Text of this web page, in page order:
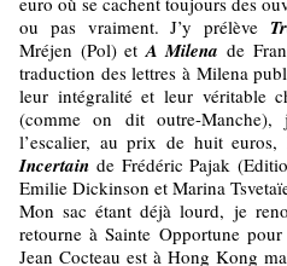
ou pas vraiment. J’y prélève
Mréjen (Pol) etA Milena de
traduction des lettres à Milena
leur intégralité et leur véritable
(comme on dit outre-
l’escalier, au prix de huit
Incertain de Frédéric Pajak
Emilie Dickinson et Marina
Mon sac étant déjà lourd, je
retourne à Sainte Opportune
Jean Cocteau est à Hong Kong